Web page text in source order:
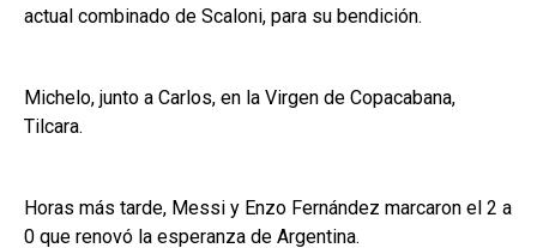
actual combinado de Scaloni, para su bendición.
Michelo, junto a Carlos, en la Virgen de Copacabana,
Tilcara.
Horas más tarde, Messi y Enzo Fernández marcaron el 2 a
0 que renovó la esperanza de Argentina.